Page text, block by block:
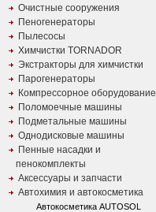
Очистные сооружения
Пеногенераторы
Пылесосы
Химчистки TORNADOR
Экстракторы для химчистки
Парогенераторы
Компрессорное оборудование
Поломоечные машины
Подметальные машины
Однодисковые машины
Пенные насадки и
пенокомплекты
Аксессуары и запчасти
Автохимия и автокосметика
Автокосметика AUTOSOL